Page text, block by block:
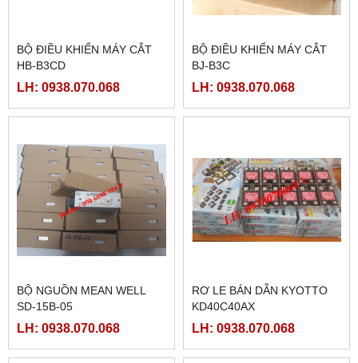
BỘ ĐIỀU KHIỂN MÁY CẮT
HB-B3CD
LH: 0938.070.068
BỘ ĐIỀU KHIỂN MÁY CẮT
BJ-B3C
LH: 0938.070.068
BỘ NGUỒN MEAN WELL
SD-15B-05
LH: 0938.070.068
RƠ LE BÁN DẪN KYOTTO
KD40C40AX
LH: 0938.070.068